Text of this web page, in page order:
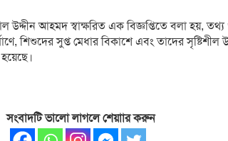
উদ্দীন আহমদ স্বাক্ষরিত এক বিজ্ঞপ্তিতে বলা হয়,
শিশুদের সুপ্ত মেধার বিকাশে এবং তাদের
সংবাদটি ভালো লাগলে শেয়াার করুন